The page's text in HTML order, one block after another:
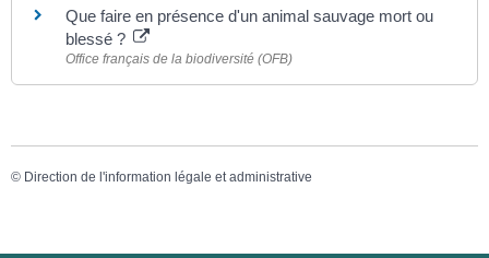
Que faire en présence d'un animal sauvage mort ou
blessé ?
Office français de la biodiversité (OFB)
© Direction de l'information légale et administrative